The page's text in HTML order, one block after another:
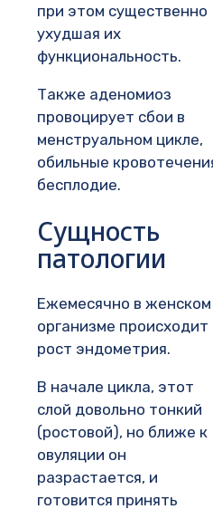
при этом существенно
ухудшая их
функциональность.
Также аденомиоз
провоцирует сбои в
менструальном цикле,
обильные
бесплодие.
Сущность
патологии
Ежемесячно в женском
организме происходит
рост эндометрия.
В начале цикла, этот
слой довольно тонкий
(ростовой), но ближе к
овуляции он
разрастается, и
готовится принять